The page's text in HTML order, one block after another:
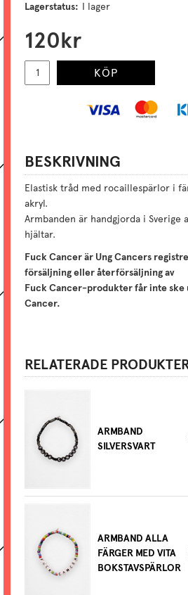
Lagerstatus: I lager
120kr
KÖP
BESKRIVNING
Elastisk tråd med rocaillespärlor i
akryl.
Armbanden är handgjorda i Sverige
hjältar.
Fuck Cancer är Ung Cancers
försäljning eller återförsäljning av
Fuck Cancer-produkter får inte ske
Cancer.
RELATERADE
ARMBAND
SILVERSVART
ARMBAND ALLA
FÄRGER MED VITA
BOKSTAVSPÄRLOR